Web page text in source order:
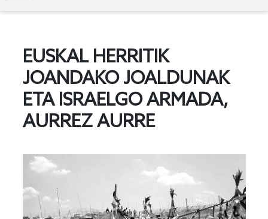
EUSKAL HERRITIK
JOANDAKO JOALDUNAK
ETA ISRAELGO ARMADA,
AURREZ AURRE